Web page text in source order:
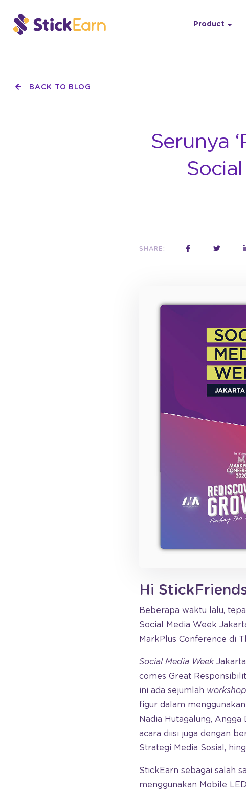
Product
BACK TO BLOG
Serunya
SHARE:
Hi
Beberapa waktu lalu,
Social Media Week
MarkPlus Conference di
Social Media Week
comes Great
ini ada sejumlah workshop
figur dalam
Nadia Hutagalung,
acara diisi juga dengan
Strategi Media Sosial,
StickEarn sebagai salah
menggunakan Mobile